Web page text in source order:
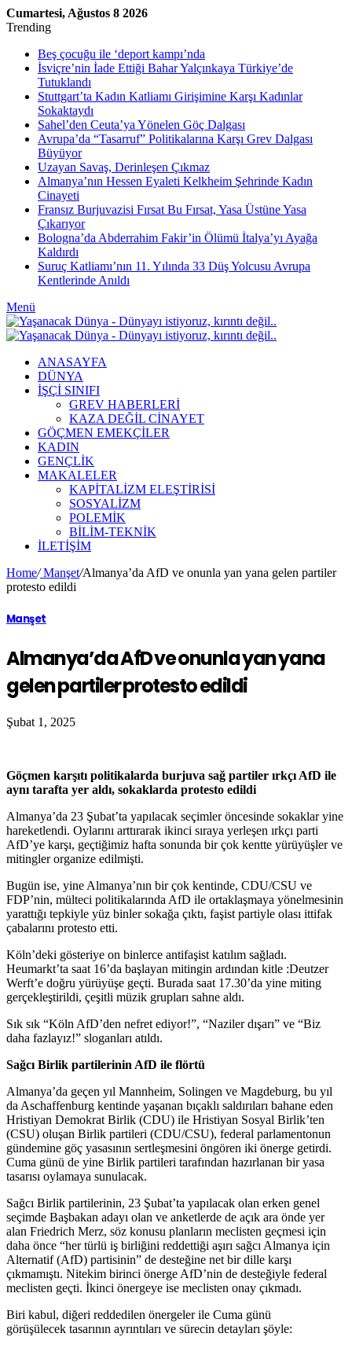
Cumartesi, Ağustos 8 2026
Trending
Beş çocuğu ile ‘deport kampı’nda
İsviçre’nin İade Ettiği Bahar Yalçınkaya Türkiye’de
Tutuklandı
Stuttgart’ta Kadın Katliamı Girişimine Karşı Kadınlar
Sokaktaydı
Sahel’den Ceuta’ya Yönelen Göç Dalgası
Avrupa’da “Tasarruf” Politikalarına Karşı Grev Dalgası
Büyüyor
Uzayan Savaş, Derinleşen Çıkmaz
Almanya’nın Hessen Eyaleti Kelkheim Şehrinde Kadın
Cinayeti
Fransız Burjuvazisi Fırsat Bu Fırsat, Yasa Üstüne Yasa
Çıkarıyor
Bologna’da Abderrahim Fakir’in Ölümü İtalya’yı Ayağa
Kaldırdı
Suruç Katliamı’nın 11. Yılında 33 Düş Yolcusu Avrupa
Kentlerinde Anıldı
Menü
ANASAYFA
DÜNYA
İŞÇİ SINIFI
GREV HABERLERİ
KAZA DEĞİL CİNAYET
GÖÇMEN EMEKÇİLER
KADIN
GENÇLİK
MAKALELER
KAPİTALİZM ELEŞTİRİSİ
SOSYALİZM
POLEMİK
BİLİM-TEKNİK
ILETIŞIM
Home/Manşet/Almanya’da AfD ve onunla yan yana gelen partiler
protesto edildi
Manşet
Almanya’da AfD ve onunla yan yana
gelen partiler protesto edildi
Şubat 1, 2025
Göçmen karşıtı politikalarda burjuva sağ partiler ırkçı AfD ile
aynı tarafta yer aldı, sokaklarda protesto edildi
Almanya’da 23 Şubat’ta yapılacak seçimler öncesinde sokaklar yine
hareketlendi. Oylarını arttırarak ikinci sıraya yerleşen ırkçı parti
AfD’ye karşı, geçtiğimiz hafta sonunda bir çok kentte yürüyüşler ve
mitingler organize edilmişti.
Bugün ise, yine Almanya’nın bir çok kentinde, CDU/CSU ve
FDP’nin, mülteci politikalarında AfD ile ortaklaşmaya yönelmesinin
yarattığı tepkiyle yüz binler sokağa çıktı, faşist partiyle olası ittifak
çabalarını protesto etti.
Köln’deki gösteriye on binlerce antifaşist katılım sağladı.
Heumarkt’ta saat 16’da başlayan mitingin ardından kitle :Deutzer
Werft’e doğru yürüyüşe geçti. Burada saat 17.30’da yine miting
gerçekleştirildi, çeşitli müzik grupları sahne aldı.
Sık sık “Köln AfD’den nefret ediyor!”, “Naziler dışarı” ve “Biz
daha fazlayız!” sloganları atıldı.
Sağcı Birlik partilerinin AfD ile flörtü
Almanya’da geçen yıl Mannheim, Solingen ve Magdeburg, bu yıl
da Aschaffenburg kentinde yaşanan bıçaklı saldırıları bahane eden
Hristiyan Demokrat Birlik (CDU) ile Hristiyan Sosyal Birlik’ten
(CSU) oluşan Birlik partileri (CDU/CSU), federal parlamentonun
gündemine göç yasasının sertleşmesini öngören iki önerge getirdi.
Cuma günü de yine Birlik partileri tarafından hazırlanan bir yasa
tasarısı oylamaya sunulacak.
Sağcı Birlik partilerinin, 23 Şubat’ta yapılacak olan erken genel
seçimde Başbakan adayı olan ve anketlerde de açık ara önde yer
alan Friedrich Merz, söz konusu planların meclisten geçmesi için
daha önce “her türlü iş birliğini reddettiği aşırı sağcı Almanya için
Alternatif (AfD) partisinin” de desteğine net bir dille karşı
çıkmamıştı. Nitekim birinci önerge AfD’nin de desteğiyle federal
meclisten geçti. İkinci önergeye ise meclisten onay çıkmadı.
Biri kabul, diğeri reddedilen önergeler ile Cuma günü
görüşülecek tasarının ayrıntıları ve sürecin detayları şöyle: